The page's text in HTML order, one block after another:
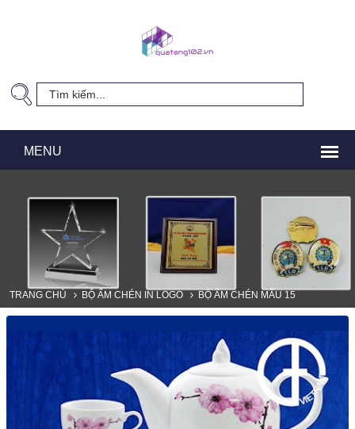
TRANG CHỦ BỘ ẤM CHÉN IN LOGO BỘ ẤM CHÉN MẪU 15